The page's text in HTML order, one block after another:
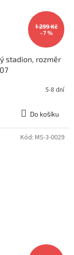
1 299 Kč
–7 %
stadion, rozměr
5-8 dní
Do košíku
Kód: MS-3-0029